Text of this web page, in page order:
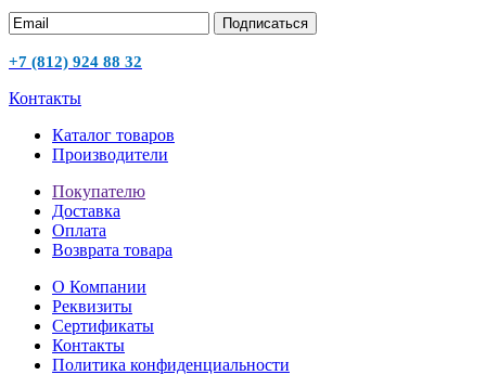
Подписаться
+7 (812) 924 88 32
Контакты
Каталог товаров
Производители
Покупателю
Доставка
Оплата
Возврата товара
О Компании
Реквизиты
Сертификаты
Контакты
Политика конфиденциальности